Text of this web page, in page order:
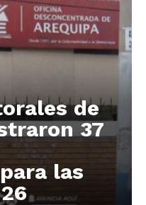
de
37
las